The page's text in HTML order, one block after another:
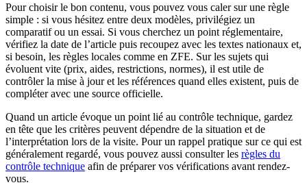
Pour choisir le bon contenu, vous pouvez vous caler sur une règle
simple : si vous hésitez entre deux modèles, privilégiez un
comparatif ou un essai. Si vous cherchez un point réglementaire,
vérifiez la date de l’article puis recoupez avec les textes nationaux et,
si besoin, les règles locales comme en ZFE. Sur les sujets qui
évoluent vite (prix, aides, restrictions, normes), il est utile de
contrôler la mise à jour et les références quand elles existent, puis de
compléter avec une source officielle.
Quand un article évoque un point lié au contrôle technique, gardez
en tête que les critères peuvent dépendre de la situation et de
l’interprétation lors de la visite. Pour un rappel pratique sur ce qui est
généralement regardé, vous pouvez aussi consulter les règles du
contrôle technique afin de préparer vos vérifications avant rendez-
vous.